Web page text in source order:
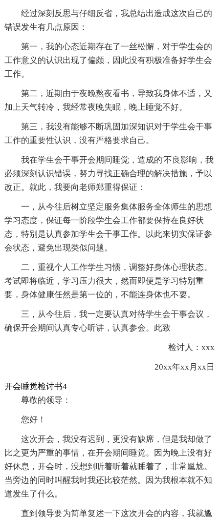
经过深刻反思与仔细反省，我总结出造成这次自己的
错误发生有几点原因：
第一，我的心态近期存在了一丝松懈，对于学生会的
工作意义的认识出现了偏颇，因此没有积极准备好学生会
工作。
第二，近期由于夜晚熬夜看书，导致我身体不适，又
加上天气转冷，我经常夜晚失眠，晚上睡觉不好。
第三，我没有能够不断巩固加深知识对于学生会干事
工作的重要性认识，没有严格要求自己。
我在学生会干事开会期间睡觉，造成的'不良影响，我
必须深刻认识错误，努力寻找正确合理的解决措施，予以
改正。就此，我要向老师郑重得保证：
一，从今往后树立坚定服务集体服务全体师生的思想
学习态度，保证每一阶段学生会工作都要保持在良好状
态，特别是认真参加学生会干事工作。以此来切实保证参
会状态，避免出现类似问题。
二，重视个人工作学生习惯，调整好身体心理状态。
考试即将临近，学习压力很大，然而即便是学习特别重
要，身体健康任然是第一位的，不能连身体也不要。
三，从今往后，我一定要认真对待学生会干事会议，
确保开会期间认真专心听讲，认真参会。此致
检讨人：xxx
20xx年xx月xx日
开会睡觉检讨书4
尊敬的领导：
您好！
这次开会，我没有迟到，更没有缺席，但是我却做了
比之更为严重的事情，在开会期间睡觉。因为晚上没有好
好休息，开会时，没想到听着听着就睡着了，非常尴尬。
当旁边的同时叫醒我时我还比较茫然。因为我根本就不知
道发生了什么。
直到领导要为简单复述一下这次开会的内容，我就尴